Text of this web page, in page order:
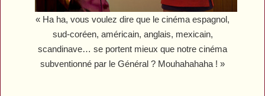
« Ha ha, vous voulez dire que le cinéma espagnol,
sud-coréen, américain, anglais, mexicain,
scandinave… se portent mieux que notre cinéma
subventionné par le Général ? Mouhahahaha ! »